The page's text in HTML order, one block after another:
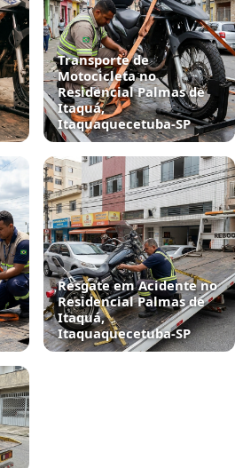
Transporte de
Motocicleta no
Residencial Palmas de
Itaquá,
Itaquaquecetuba‑SP
Resgate em Acidente no
Residencial Palmas de
Itaquá,
Itaquaquecetuba‑SP